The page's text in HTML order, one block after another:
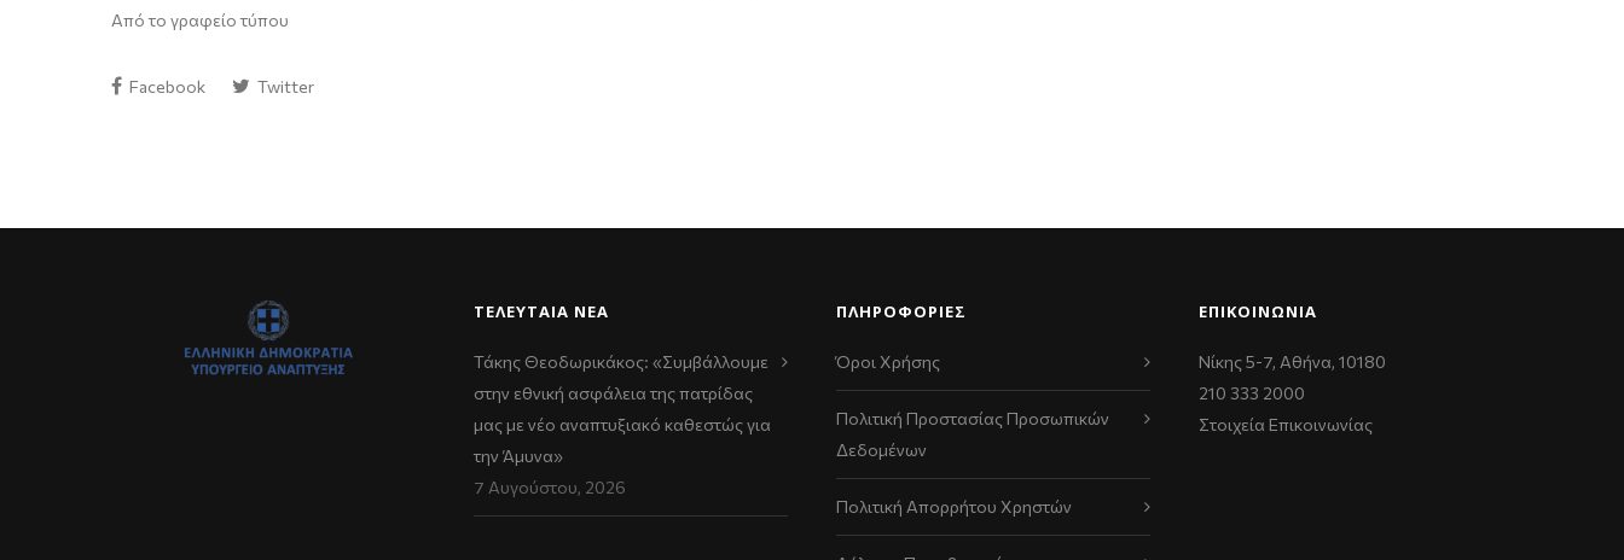
Από το γραφείο τύπου
Facebook Twitter
ΤΕΛΕΥΤΑΊΑ ΝΈΑ
Τάκης Θεοδωρικάκος: «Συμβάλλουμε
στην εθνική ασφάλεια της πατρίδας
μας με νέο αναπτυξιακό καθεστώς για
την Άμυνα»
7 Αυγούστου, 2026
ΠΛΗΡΟΦΟΡΙΕΣ
Όροι Χρήσης
Πολιτική Προστασίας Προσωπικών
Δεδομένων
Πολιτική Απορρήτου Χρηστών
ΕΠΙΚΟΙΝΩΝΊΑ
Νίκης 5-7, Αθήνα, 10180
210 333 2000
Στοιχεία Επικοινωνίας